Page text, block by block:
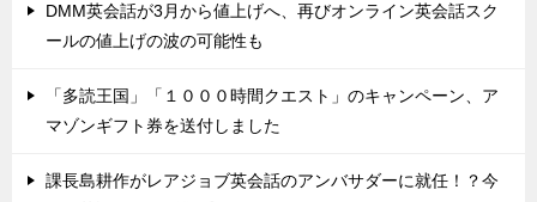
DMM英会話が3月から値上げへ、再びオンライン英会話スク
ールの値上げの波の可能性も
「多読王国」「１０００時間クエスト」のキャンペーン、ア
マゾンギフト券を送付しました
課長島耕作がレアジョブ英会話のアンバサダーに就任！？今